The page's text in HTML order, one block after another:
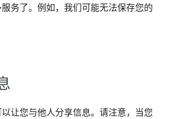
务了。例如，我们可能无法保存您的
让您与他人分享信息。请注意，当您